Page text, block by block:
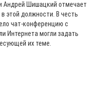
Андрей Шишацкий отмечает
этой должности. В честь
чат-конференцию с
Интернета могли задать
их теме.